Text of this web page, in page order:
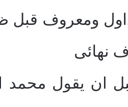
ومعروف قبل
نهائى
ان يقول محمد